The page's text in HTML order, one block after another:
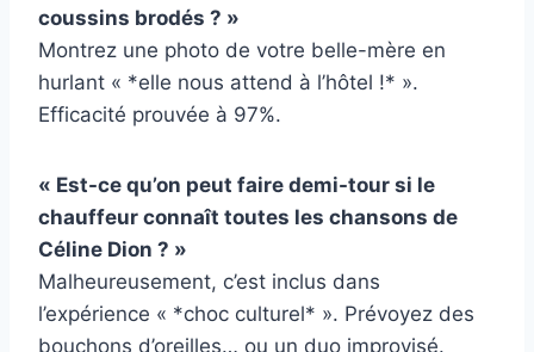
coussins brodés ? »
Montrez une photo de votre belle-mère en
hurlant « *elle nous attend à l’hôtel !* ».
Efficacité prouvée à 97%.
« Est-ce qu’on peut faire demi-tour si le
chauffeur connaît toutes les chansons de
Céline Dion ? »
Malheureusement, c’est inclus dans
l’expérience « *choc culturel* ». Prévoyez des
bouchons d’oreilles… ou un duo improvisé.